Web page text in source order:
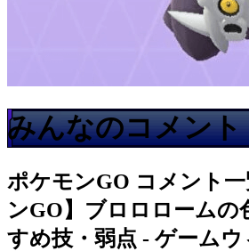
みんなのコメント
ポケモンGO コメント
ンGO】ブロロロームの
すめ技・弱点 - ゲームウ